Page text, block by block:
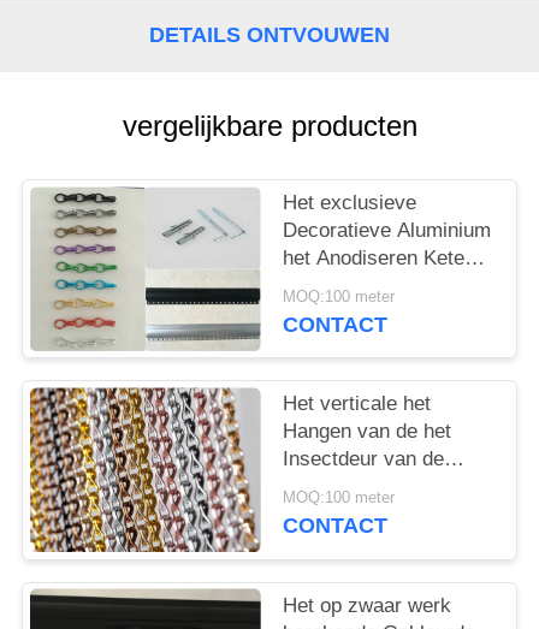
DETAILS ONTVOUWEN
vergelijkbare producten
Het exclusieve
Decoratieve Aluminium
het Anodiseren Keten
Scherm 24 X12 x 8mm
van de Deurvlieg
MOQ:100 meter
CONTACT
Het verticale het
Hangen van de het
Insectdeur van de
Aluminiumketting het
Gordijn van het de
Anodiseren
MOQ:100 meter
CONTACT
Het op zwaar werk